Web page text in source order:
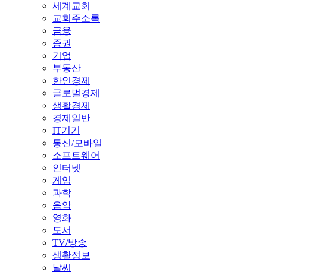
세계교회
교회주소록
금융
증권
기업
부동산
한인경제
글로벌경제
생활경제
경제일반
IT기기
통신/모바일
소프트웨어
인터넷
게임
과학
음악
영화
도서
TV/방송
생활정보
날씨